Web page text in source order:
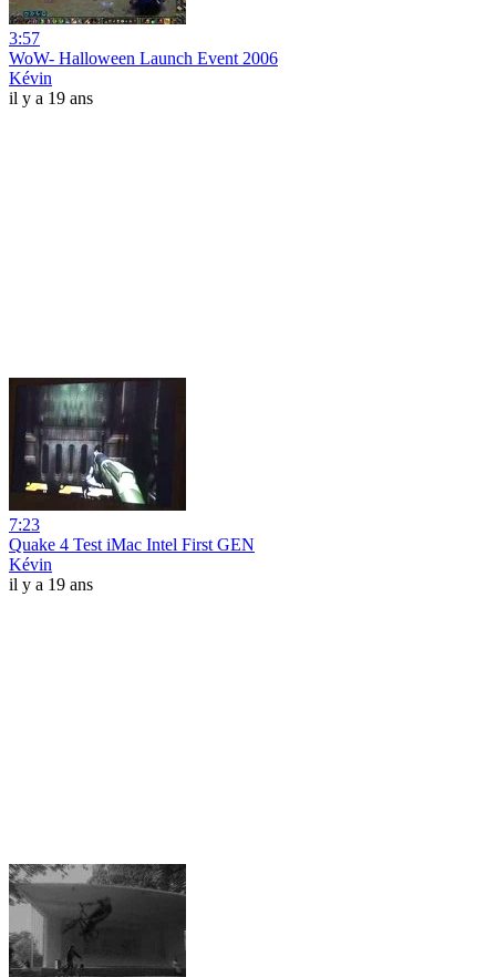
3:57
WoW- Halloween Launch Event 2006
Kévin
il y a 19 ans
7:23
Quake 4 Test iMac Intel First GEN
Kévin
il y a 19 ans